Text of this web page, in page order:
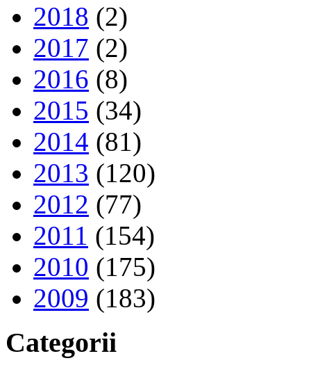
2018 (2)
2017 (2)
2016 (8)
2015 (34)
2014 (81)
2013 (120)
2012 (77)
2011 (154)
2010 (175)
2009 (183)
Categorii